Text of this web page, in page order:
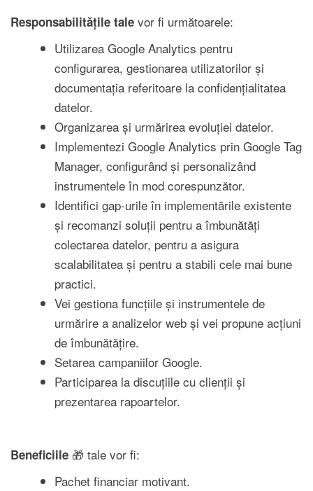
Responsabilitățile tale vor fi următoarele:
Utilizarea Google Analytics pentru
configurarea, gestionarea utilizatorilor și
documentația referitoare la confidențialitatea
datelor.
Organizarea și urmărirea evoluției datelor.
Implementezi Google Analytics prin Google Tag
Manager, configurând și personalizând
instrumentele în mod corespunzător.
Identifici gap-urile în implementările existente
și recomanzi soluții pentru a îmbunătăți
colectarea datelor, pentru a asigura
scalabilitatea și pentru a stabili cele mai bune
practici.
Vei gestiona funcțiile și instrumentele de
urmărire a analizelor web și vei propune acțiuni
de îmbunătățire.
Setarea campaniilor Google.
Participarea la discuțiile cu clienții și
prezentarea rapoartelor.
Beneficiile 🎁 tale vor fi:
Pachet financiar motivant.